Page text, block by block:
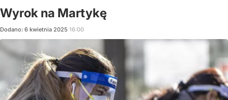
Wyrok na Martykę
Dodano: 6 kwietnia 2025 16:00